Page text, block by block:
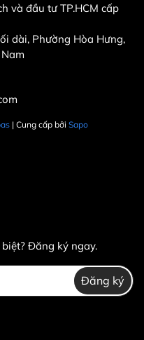
FAPAS.VN
và đầu tư TP.HCM cấp
dài, Phường Hòa Hưng,
| Cung cấp bởi Sapo
Đăng ký ngay.
Đăng ký